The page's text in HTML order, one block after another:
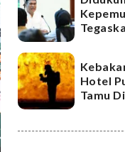
Hotel
Tamu